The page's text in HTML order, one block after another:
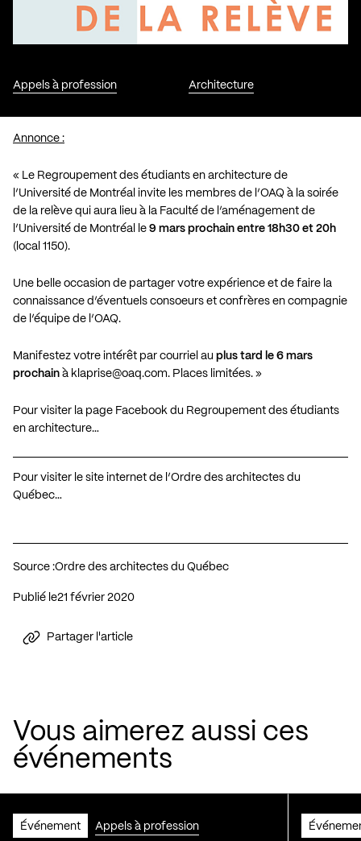
Appels à profession Architecture
Annonce :
« Le Regroupement des étudiants en architecture de
l’Université de Montréal invite les membres de l’OAQ à la soirée
de la relève qui aura lieu à la Faculté de l’aménagement de
l’Université de Montréal le 9 mars prochain entre 18h30 et 20h
(local 1150).
Une belle occasion de partager votre expérience et de faire la
connaissance d’éventuels consoeurs et confrères en compagnie
de l’équipe de l’OAQ.
Manifestez votre intérêt par courriel au plus tard le 6 mars
prochain à klaprise@oaq.com. Places limitées. »
Pour visiter la page Facebook du Regroupement des étudiants
en architecture…
Pour visiter le site internet de l’Ordre des architectes du
Québec…
Source :Ordre des architectes du Québec
Publié le 21 février 2020
Partager l'article
Vous aimerez aussi ces
événements
Événement Appels à profession